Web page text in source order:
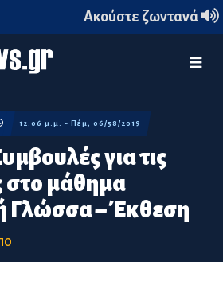
Ακούστε ζωντανά
για τις
στο μάθημα
Γλώσσα – Έκθεση
12:06 μ.μ. - Πέμ, 06/58/2019